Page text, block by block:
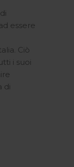
essere
Ciò
i suoi
di